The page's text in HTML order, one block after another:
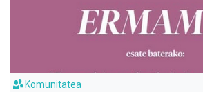
Komunitatea